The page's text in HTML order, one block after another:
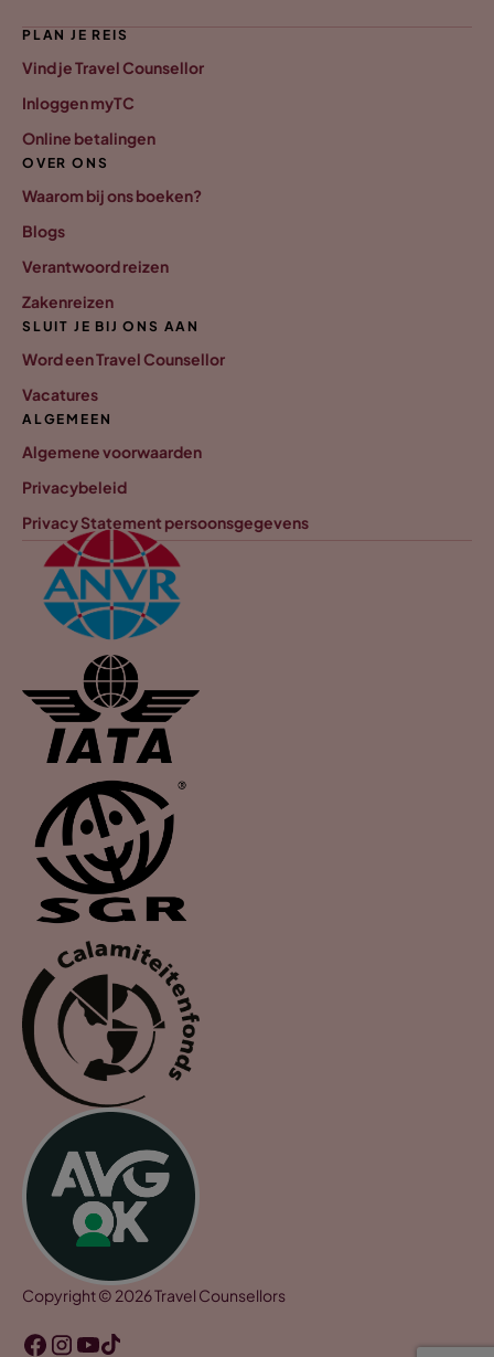
PLAN JE REIS
Vind je Travel Counsellor
Inloggen myTC
Online betalingen
OVER ONS
Waarom bij ons boeken?
Blogs
Verantwoord reizen
Zakenreizen
SLUIT JE BIJ ONS AAN
Word een Travel Counsellor
Vacatures
ALGEMEEN
Algemene voorwaarden
Privacybeleid
Privacy Statement persoonsgegevens
Copyright © 2026 Travel Counsellors